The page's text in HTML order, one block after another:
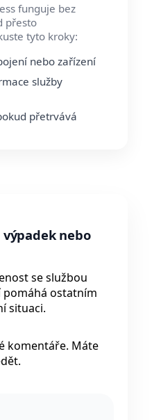
funguje bez
přesto
tyto kroky:
nebo zařízení
služby
přetrvává
výpadek nebo
se službou
pomáhá ostatním
situaci.
komentáře. Máte